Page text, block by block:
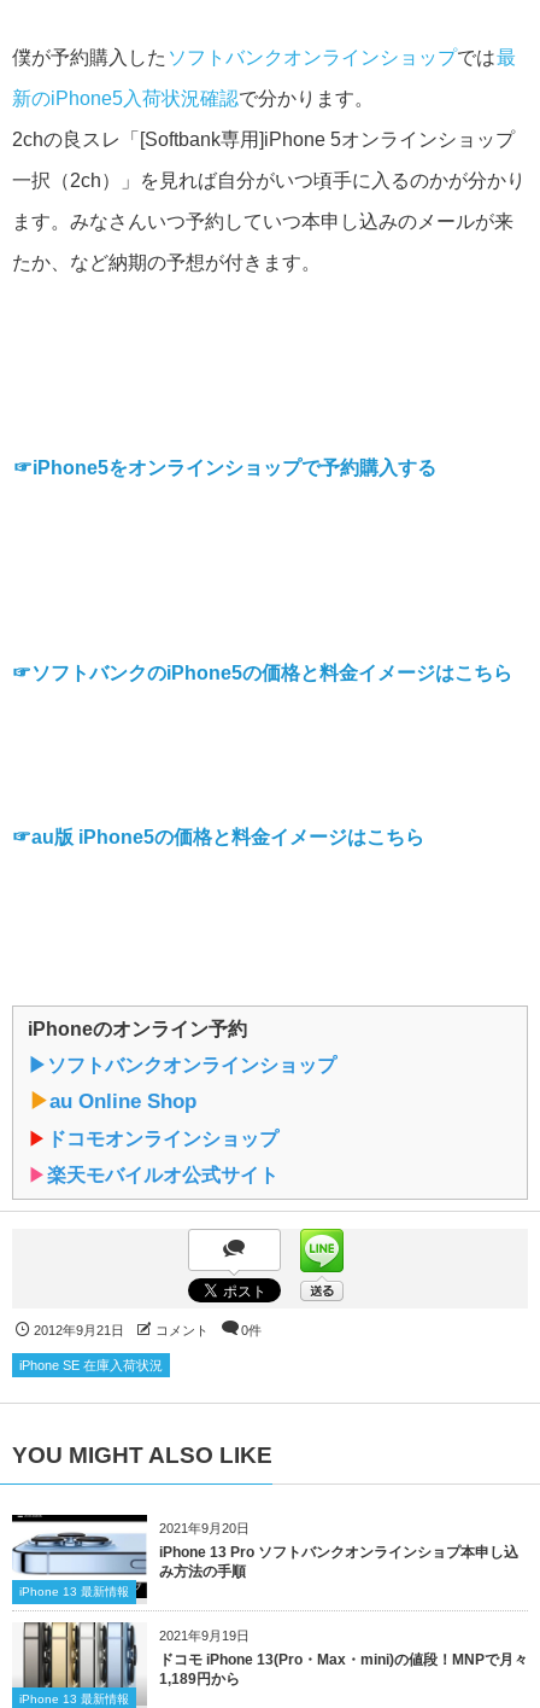
僕が予約購入した ソフトバンクオンラインショップでは最
新のiPhone5入荷状況確認で分かります。
2chの良スレ「[Softbank専用]iPhone 5オンラインショップ
一択（2ch）」を見れば自分がいつ頃手に入るのかが分かり
ます。みなさんいつ予約していつ本申し込みのメールが来
たか、など納期の予想が付きます。
☞iPhone5をオンラインショップで予約購入する
☞ソフトバンクのiPhone5の価格と料金イメージはこちら
☞au版 iPhone5の価格と料金イメージはこちら
iPhoneのオンライン予約
▶︎ソフトバンクオンラインショップ
▶︎au Online Shop
▶︎ ドコモオンラインショップ
▶︎楽天モバイルオ公式サイト
2012年9月21日 コメント 0件
iPhone SE 在庫入荷状況
YOU MIGHT ALSO LIKE
2021年9月20日
iPhone 13 最新情報
iPhone 13 Pro ソフトバンクオンラインショプ本申し込
み方法の手順
2021年9月19日
iPhone 13 最新情報
ドコモ iPhone 13(Pro・Max・mini)の値段！MNPで月々
1,189円から